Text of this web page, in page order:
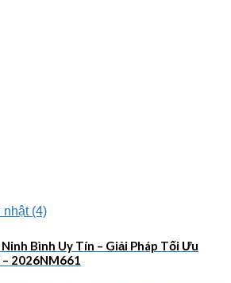
Bình Uy Tín – Giải Pháp Tối Ưu
– 2026NM661